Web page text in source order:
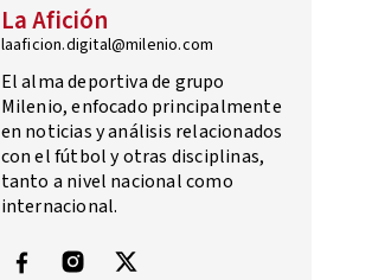
La Afición
laaficion.digital@milenio.com
El alma deportiva de grupo
Milenio, enfocado principalmente
en noticias y análisis relacionados
con el fútbol y otras disciplinas,
tanto a nivel nacional como
internacional.